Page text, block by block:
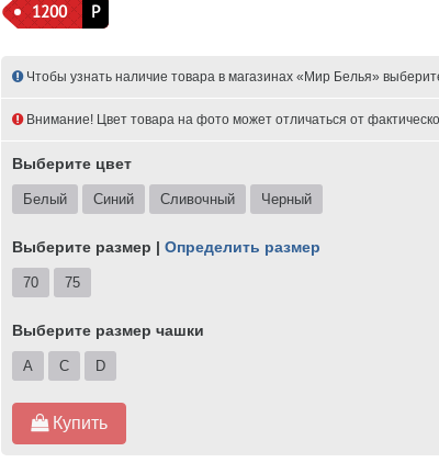
1200 Р
Чтобы узнать наличие товара в магазинах «Мир Белья»
Внимание! Цвет товара на фото может отличаться от
Выберите цвет
Белый Синий Сливочный Черный
Выберите размер | Определить размер
70 75
Выберите размер чашки
A C D
Купить